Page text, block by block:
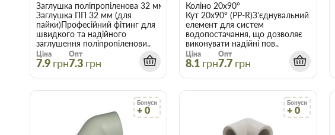
Заглушка поліпропіленова 32 мм
Заглушка ПП 32 мм (для
пайки)Професійний фітинг для
швидкого та надійного
заглушення поліпропіленови..
Ціна
7.9 грн
Опт
7.3 грн
Коліно 20х90°
Кут 20х90° (PP-R)З'єднувальний
елемент для систем
водопостачання, що дозволяє
виконувати надійні пов..
Ціна
8.1 грн
Опт
7.7 грн
Бонуси
+ 0
Бонуси
+ 0